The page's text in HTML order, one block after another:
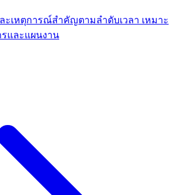
เหตุการณ์สำคัญตามลำดับเวลา เหมาะ
และแผนงาน